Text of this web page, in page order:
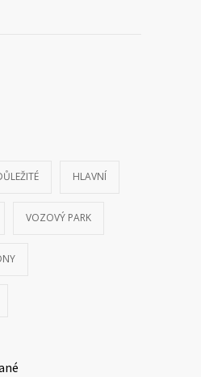
HLAVNÍ
VOZOVÝ PARK